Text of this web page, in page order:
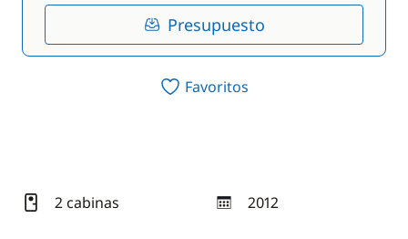
Presupuesto
Favoritos
2 cabinas 2012
año